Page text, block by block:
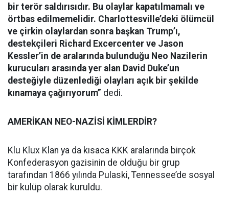
bir terör saldırısıdır. Bu olaylar kapatılmamalı ve
örtbas edilmemelidir. Charlottesville’deki ölümcül
ve çirkin olaylardan sonra başkan Trump’ı,
destekçileri Richard Excercenter ve Jason
Kessler’in de aralarında bulunduğu Neo Nazilerin
kurucuları arasında yer alan David Duke’un
desteğiyle düzenlediği olayları açık bir şekilde
kınamaya çağırıyorum” dedi.
AMERİKAN NEO-NAZİSİ KİMLERDİR?
Klu Klux Klan ya da kısaca KKK aralarında birçok
Konfederasyon gazisinin de olduğu bir grup
tarafından 1866 yılında Pulaski, Tennessee’de sosyal
bir kulüp olarak kuruldu.